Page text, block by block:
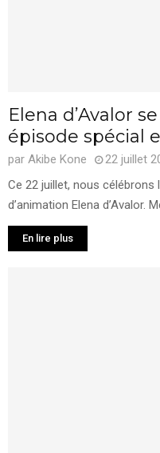
Elena d’Avalor
épisode spécial
par Akibe Kone
22 juillet
Ce 22 juillet, nous célébrons
d’animation Elena d’Avalor.
En lire plus